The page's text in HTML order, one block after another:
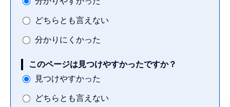
どちらとも言えない
分かりにくかった
このページは見つけやすかったですか？
見つけやすかった
どちらとも言えない